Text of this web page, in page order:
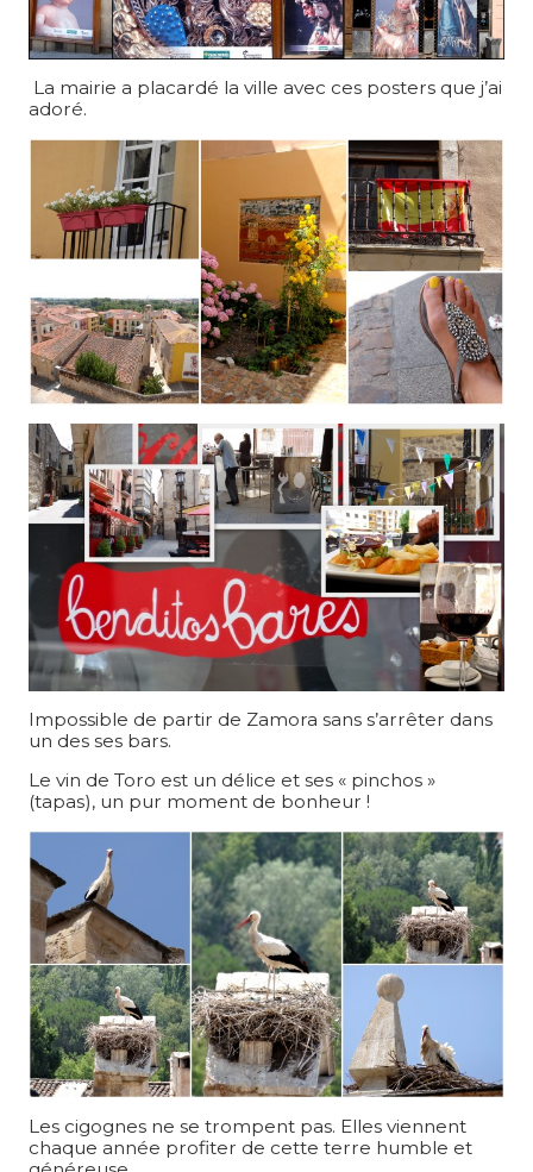
La mairie a placardé la ville avec ces posters que j’ai
adoré.
Impossible de partir de Zamora sans s’arrêter dans
un des ses bars.
Le vin de Toro est un délice et ses « pinchos »
(tapas), un pur moment de bonheur !
Les cigognes ne se trompent pas. Elles viennent
chaque année profiter de cette terre humble et